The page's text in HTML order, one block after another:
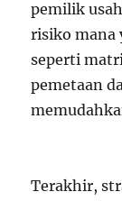
pemilik
risiko mana
seperti
pemetaan
Terakhir,